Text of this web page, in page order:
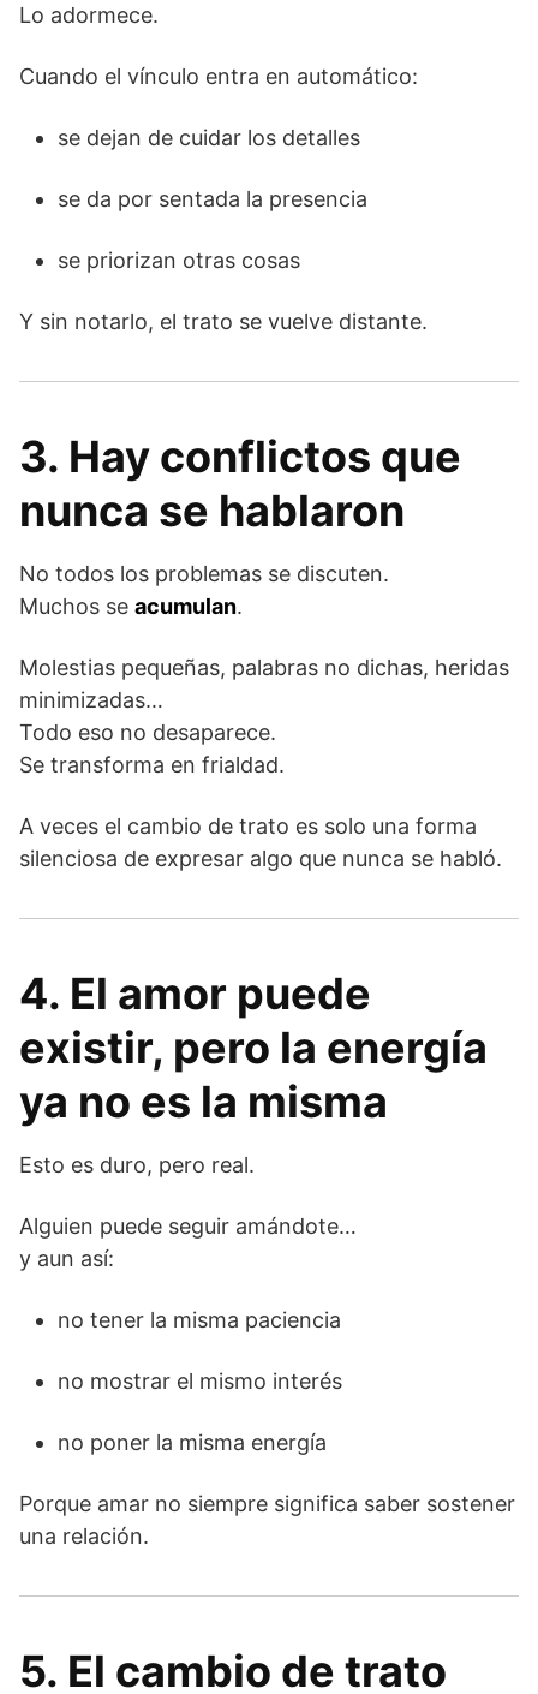
Lo adormece.
Cuando el vínculo entra en automático:
se dejan de cuidar los detalles
se da por sentada la presencia
se priorizan otras cosas
Y sin notarlo, el trato se vuelve distante.
3. Hay conflictos que
nunca se hablaron
No todos los problemas se discuten.
Muchos se acumulan.
Molestias pequeñas, palabras no dichas, heridas
minimizadas…
Todo eso no desaparece.
Se transforma en frialdad.
A veces el cambio de trato es solo una forma
silenciosa de expresar algo que nunca se habló.
4. El amor puede
existir, pero la energía
ya no es la misma
Esto es duro, pero real.
Alguien puede seguir amándote…
y aun así:
no tener la misma paciencia
no mostrar el mismo interés
no poner la misma energía
Porque amar no siempre significa saber sostener
una relación.
5. El cambio de trato